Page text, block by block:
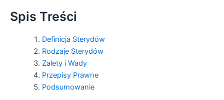
Spis Treści
Definicja Sterydów
Rodzaje Sterydów
Zalety i Wady
Przepisy Prawne
Podsumowanie